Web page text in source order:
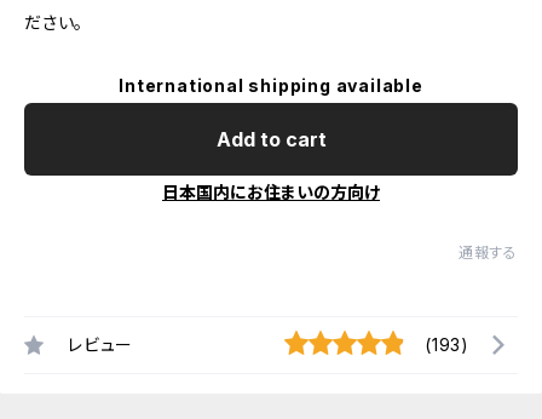
ださい。
International shipping available
Add to cart
日本国内にお住まいの方向け
通報する
レビュー (193)